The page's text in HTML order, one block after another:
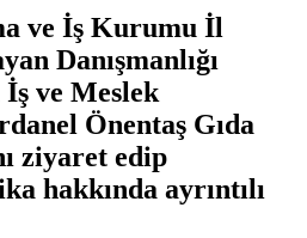
ve İş Kurumu İl
Danışmanlığı
ve Meslek
Önentaş Gıda
ziyaret edip
hakkında ayrıntılı